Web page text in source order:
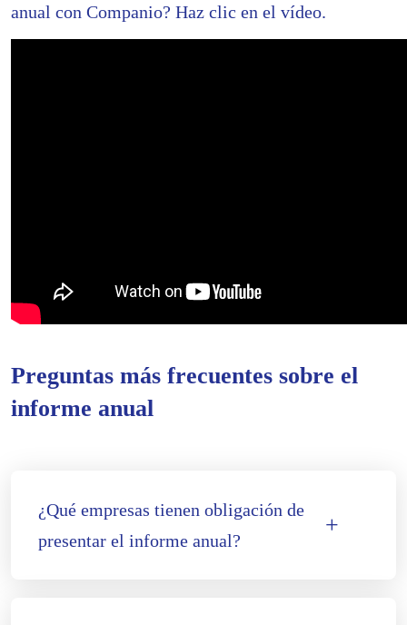
anual con Companio? Haz clic en el vídeo.
Preguntas más frecuentes sobre el
informe anual
¿Qué empresas tienen obligación de
presentar el informe anual?